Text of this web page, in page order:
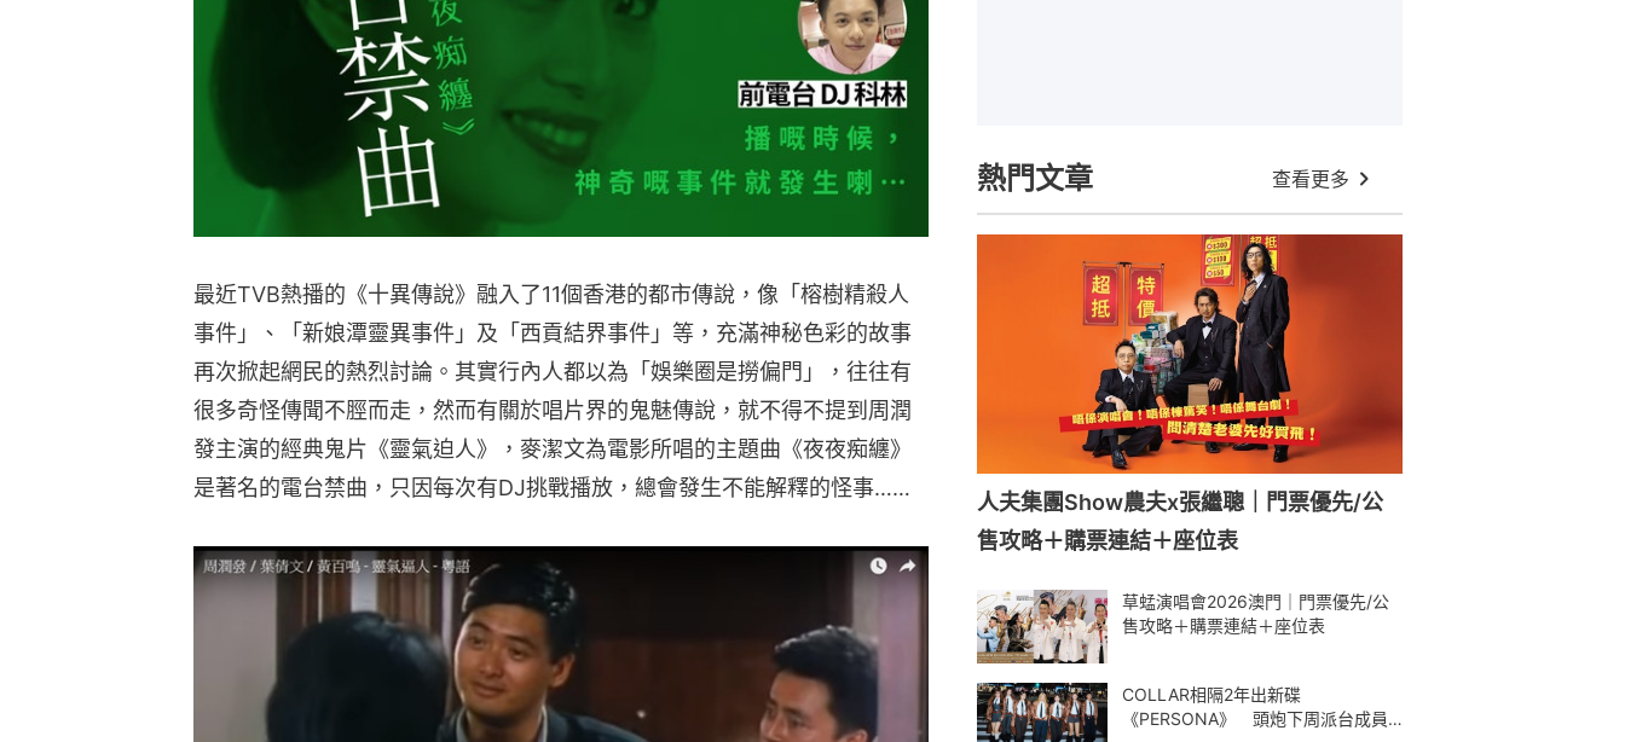
最近TVB熱播的《十異傳說》融入了11個香港的都市傳說，像「榕樹精殺人
事件」、「新娘潭靈異事件」及「西貢結界事件」等，充滿神秘色彩的故事
再次掀起網民的熱烈討論。其實行內人都以為「娛樂圈是撈偏門」，往往有
很多奇怪傳聞不脛而走，然而有關於唱片界的鬼魅傳說，就不得不提到周潤
發主演的經典鬼片《靈氣迫人》，麥潔文為電影所唱的主題曲《夜夜痴纏》
是著名的電台禁曲，只因每次有DJ挑戰播放，總會發生不能解釋的怪事……
熱門文章 查看更多
人夫集團Show農夫x張繼聰｜門票優先/公
售攻略＋購票連結＋座位表
草蜢演唱會2026澳門｜門票優先/公
售攻略＋購票連結＋座位表
COLLAR相隔2年出新碟
《PERSONA》 頭炮下周派台成員